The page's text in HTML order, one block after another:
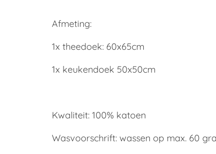
Afmeting:
1x theedoek: 60x65cm
1x keukendoek 50x50cm
Kwaliteit: 100% katoen
Wasvoorschrift: wassen op max. 60